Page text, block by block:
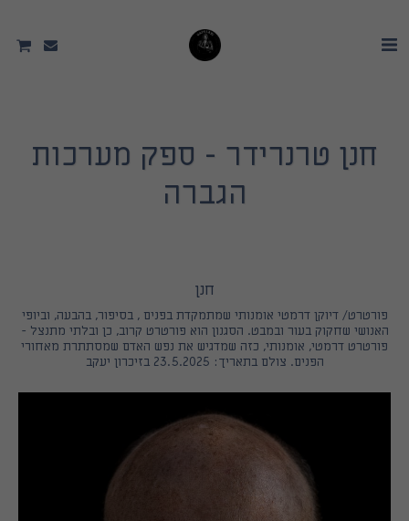
חנן טרנרידר - ספק מערכות
הגברה
חנן
פורטרט/ דיוקן דרמטי אומנותי שמתמקדת בפנים , בסיפור, בהבעה, וביופי
האנושי שחקוק בעור ובמבט. הסגנון הוא פורטרט קרוב, כן ובלתי מתנצל -
פורטרט דרמטי, אומנותי, כזה שמדגיש את נפש האדם שמסתתרת מאחורי
הפנים. צולם בתאריך: 23.5.2025 בזיכרון יעקב